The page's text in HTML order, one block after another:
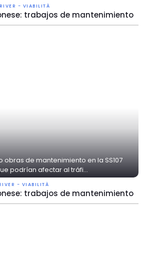
- VIABILITÀ
trabajos de mantenimiento
obras de mantenimiento en la SS107
podrían afectar al tráfi...
- VIABILITÀ
trabajos de mantenimiento